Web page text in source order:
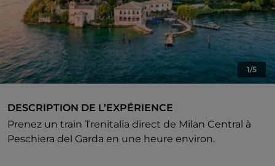
1/5
DESCRIPTION DE L’EXPÉRIENCE
Prenez un train Trenitalia direct de Milan Central à
Peschiera del Garda en une heure environ.